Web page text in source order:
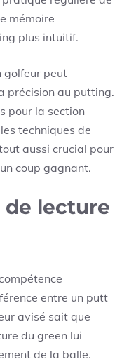
mémoire
plus intuitif.
golfeur peut
précision au putting.
pour la section
techniques de
aussi crucial pour
coup gagnant.
de lecture
entre un putt
avisé sait que
du green lui
de la balle.